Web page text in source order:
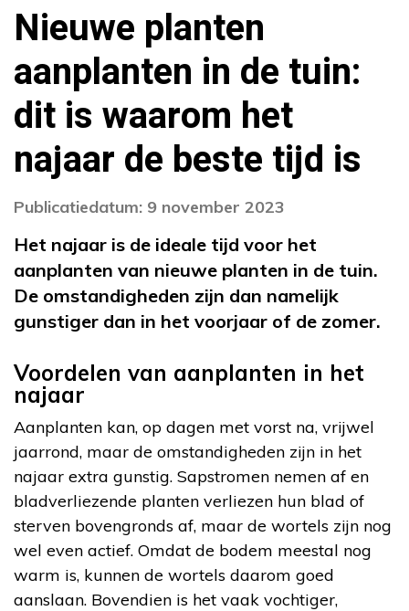
Nieuwe planten
aanplanten in de tuin:
dit is waarom het
najaar de beste tijd is
Publicatiedatum: 9 november 2023
Het najaar is de ideale tijd voor het
aanplanten van nieuwe planten in de tuin.
De omstandigheden zijn dan namelijk
gunstiger dan in het voorjaar of de zomer.
Voordelen van aanplanten in het
najaar
Aanplanten kan, op dagen met vorst na, vrijwel
jaarrond, maar de omstandigheden zijn in het
najaar extra gunstig. Sapstromen nemen af en
bladverliezende planten verliezen hun blad of
sterven bovengronds af, maar de wortels zijn nog
wel even actief. Omdat de bodem meestal nog
warm is, kunnen de wortels daarom goed
aanslaan. Bovendien is het vaak vochtiger,